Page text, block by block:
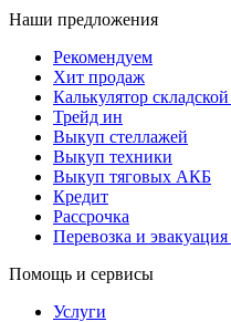
Наши предложения
Рекомендуем
Хит продаж
Калькулятор
Трейд ин
Выкуп стеллажей
Выкуп техники
Выкуп тяговых АКБ
Кредит
Рассрочка
Перевозка и
Помощь и сервисы
Услуги